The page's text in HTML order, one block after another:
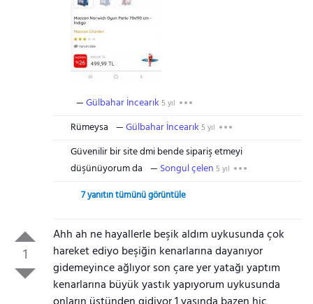
Gülbahar İncearık 5 yıl
Rümeysa Gülbahar İncearık 5 yıl
Güvenilir bir site dmi bende sipariş etmeyi
düşünüyorum da
Songul çelen 5 yıl
7 yanıtın tümünü görüntüle
1
Ahh ah ne hayallerle beşik aldım uykusunda çok
hareket ediyo beşiğin kenarlarına dayanıyor
gidemeyince ağlıyor son çare yer yatağı yaptım
kenarlarına büyük yastık yapıyorum uykusunda